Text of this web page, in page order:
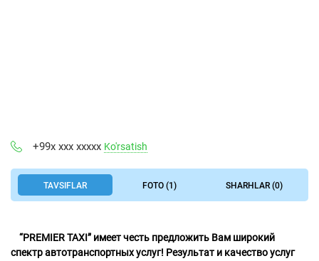
+99x xxx xxxxx Ko'rsatish
TAVSIFLAR FOTO (1) SHARHLAR (0)
“PREMIER TAXI” имеет честь предложить Вам широкий
спектр автотранспортных услуг! Результат и качество услуг